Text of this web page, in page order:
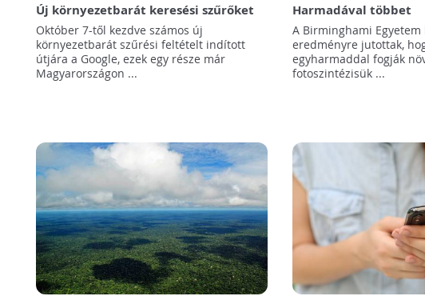
Új környezetbarát keresési szűrőket
vezet be a Google!
Október 7-től kezdve számos új
környezetbarát szűrési feltételt indított
útjára a Google, ezek egy része már
Magyarországon ...
Harmadával többet
fotoszintetizálhatnak
a légszennyezés
A Birminghami
eredményre jutottak,
egyharmaddal fogják
fotoszintézisük ...